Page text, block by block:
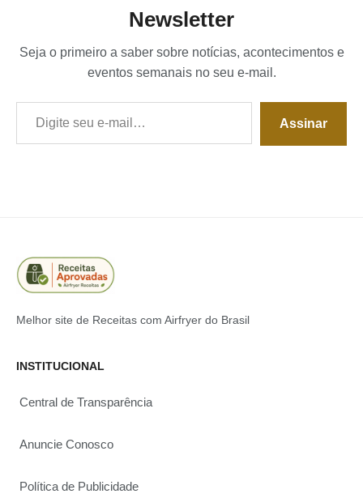
Newsletter
Seja o primeiro a saber sobre notícias, acontecimentos e
eventos semanais no seu e-mail.
Digite seu e-mail…
Assinar
Melhor site de Receitas com Airfryer do Brasil
INSTITUCIONAL
Central de Transparência
Anuncie Conosco
Política de Publicidade